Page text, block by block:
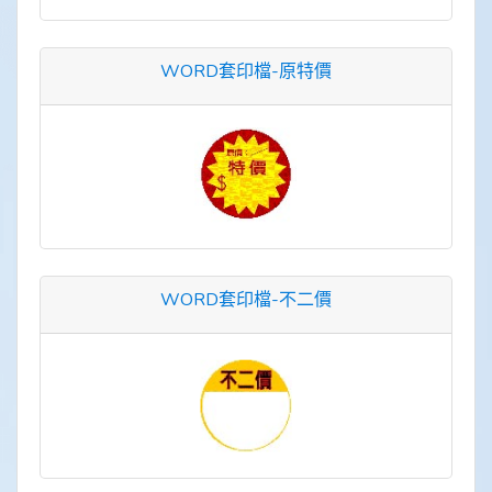
WORD套印檔-原特價
WORD套印檔-不二價